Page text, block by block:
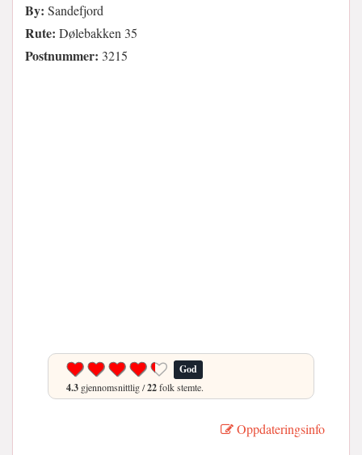
By: Sandefjord
Rute: Dølebakken 35
Postnummer: 3215
God
4.3 gjennomsnittlig /22folk stemte.
Oppdateringsinfo